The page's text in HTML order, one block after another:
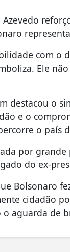
com
Ele
destacou o
e o
o país
por
do ex-
Bolsonaro
cidadão
aguarda de